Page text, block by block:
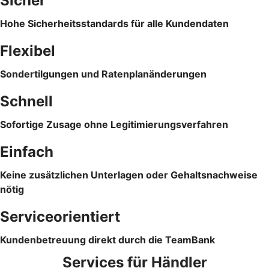
Hohe Sicherheitsstandards für alle Kundendaten
Flexibel
Sondertilgungen und Ratenplanänderungen
Schnell
Sofortige Zusage ohne Legitimierungsverfahren
Einfach
Keine zusätzlichen Unterlagen oder Gehaltsnachweise
nötig
Serviceorientiert
Kundenbetreuung direkt durch die TeamBank
Services für Händler